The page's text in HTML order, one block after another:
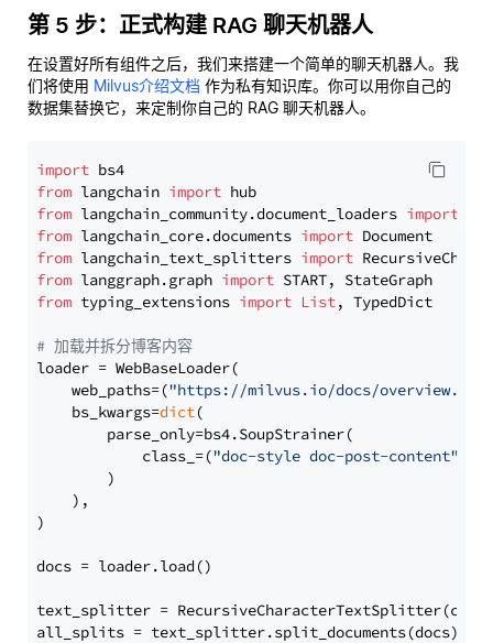
第 5 步：正式构建 RAG 聊天机器人
在设置好所有组件之后，我们来搭建一个简单的聊天机器人。我
们将使用 Milvus介绍文档 作为私有知识库。你可以用你自己的
数据集替换它，来定制你自己的 RAG 聊天机器人。
import
from langchain import
from langchain_community.document_loaders import
from langchain_core.documents import
from langchain_text_splitters import
from langgraph.graph import
from typing_extensions import List, TypedDict
# 加载并拆分博客内容
loader = WebBaseLoader(
    web_paths=(
"https://milvus.io/docs/overview.md"
    bs_kwargs=
dict(
        parse_only=bs4.SoupStrainer(
            class_=(
"doc-style doc-post-content"
        )
    ),
)
docs = loader.load()
text_splitter =
all_splits = text_splitter.split_documents(docs)